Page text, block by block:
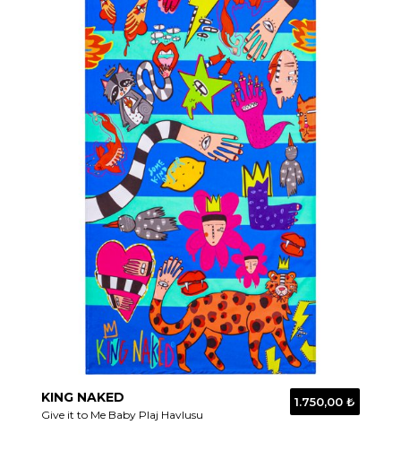
KING NAKED
Give it to Me Baby Plaj Havlusu
1.750,00 ₺